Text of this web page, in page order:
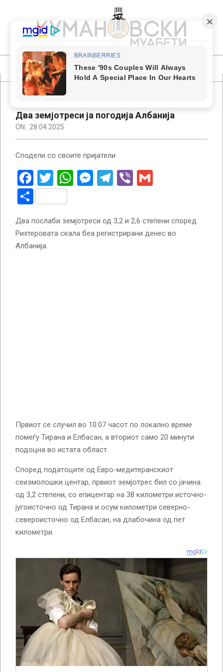
content
КУМАНОВСКИ
МУАБЕТИ
Primary
Navigation
Два земјотреси ја погодија Албанија
ON: 28.04.2025
Сподели со своите пријатели
Facebook
Twitter
WhatsApp
Messenger
Telegram
Viber
Share
Два послаби земјотреси од 3,2 и 2,6 степени според
Рихтеровата скала беа регистрирани денес во
Албанија.
Првиот се случил во 10:07 часот по локално време
помеѓу Тирана и Елбасан, а вториот само 20 минути
подоцна во истата област.
Според податоците од Евро-медитеранскиот
сеизмолошки центар, првиот земјотрес бил со јачина
од 3,2 степени, со епицентар на 38 километри источно-
југоисточно од Тирана и осум километри северно-
североисточно од Елбасан, на длабочина од пет
километри.